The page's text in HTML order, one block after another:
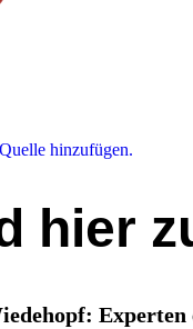
hinzufügen.
hier